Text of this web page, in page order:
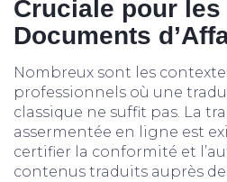
Cruciale pour les
Documents
Nombreux sont les
professionnels où une
classique ne suffit pas. La
assermentée en ligne est
certifier la conformité et
contenus traduits auprès